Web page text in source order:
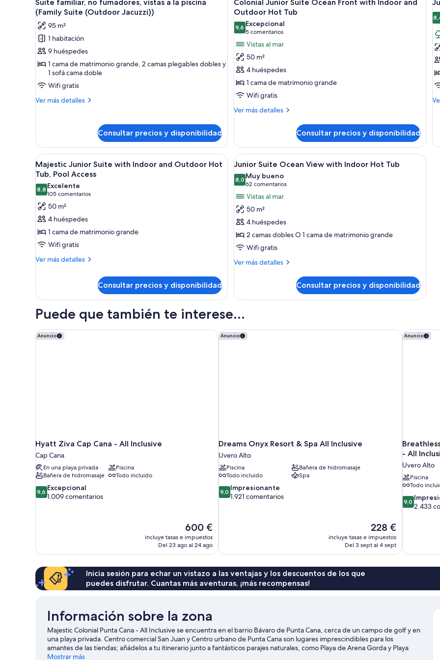
todas
las
fotos
de
Suite
familiar,
fumadores,
vistas
(Family
Suite
(Outdoor
Jacuzzi))
Suite familiar, no fumadores, vistas a la piscina
(Family Suite (Outdoor Jacuzzi))
95 m²
1 habitación
9 huéspedes
1 cama de matrimonio grande, 2 camas plegables dobles y
1 sofá cama doble
Wifi gratis
Ver más detalles
Más
no
fumadores,
vistas
a
la
piscina
(Family
Suite
(Outdoor
Jacuzzi))
Consultar precios y disponibilidad
todas
las
fotos
de
Colonial
Junior
Suite
Ocean
Front
with
Outdoor
Hot
Tub
Colonial Junior Suite Ocean Front with Indoor and
Outdoor Hot Tub
9,69,6 de 10
Excepcional
5 comentarios
(5 comentarios)
Vistas al mar
50 m²
4 huéspedes
1 cama de matrimonio grande
Wifi gratis
Ver más detalles
Más
Junior
Suite
Ocean
Front
with
Indoor
and
Outdoor
Hot
Tub
Consultar precios y disponibilidad
with
Abrir
todas
las
fotos
de
Majestic
Junior
Suite
with
Indoor
Hot
Pool
Access
Zona junto a la piscina con sillones de descanso y una mesa, rodeada de palmeras y vista a una piscina.
12
Majestic Junior Suite with Indoor and Outdoor Hot
Tub, Pool Access
8,88,8 de 10
Excelente
105 comentarios
(105 comentarios)
50 m²
4 huéspedes
1 cama de matrimonio grande
Wifi gratis
Ver más detalles
Más
Junior
Suite
with
Indoor
and
Outdoor
Consultar precios y disponibilidad
Abrir
todas
las
fotos
de
Junior
Suite
Ocean
View
with
Tub
Un balcón con vistas a la playa,
12
Junior Suite Ocean View with Indoor Hot Tub
8,08,0 de 10
Muy bueno
62 comentarios
(62 comentarios)
Vistas al mar
50 m²
4 huéspedes
2 camas dobles O 1 cama de matrimonio grande
Wifi gratis
Ver más detalles
Más
Suite
View
Indoor
Hot
Consultar precios y disponibilidad
Puede que también te interese...
Anuncio
Hyatt Ziva Cap Cana - All Inclusive
Cap Cana
En una playa privada
Piscina
Bañera de hidromasaje
Todo incluido
9.6
sobre
9,6 Excepcional
1.009 comentarios
El
precio
actual
600 €
600 €
incluye tasas e impuestos
Del 23 ago al 24 ago
Hyatt Ziva Cap Cana - All Inclusive Anuncio
Dreams Onyx Resort & Spa All Inclusive
Uvero Alto
Piscina
Bañera de hidromasaje
Todo incluido
Spa
9.0
sobre
9,0 Impresionante
1.921 comentarios
El
precio
actual
228 €
228 €
incluye tasas e impuestos
Del 3 sept al 4 sept
Dreams Onyx Resort & Spa All Inclusive Anuncio
- All
Uvero Alto
Piscina
Todo
9.0
sobre
9,0
2.433
Inicia sesión para echar un vistazo a las ventajas y los descuentos de los que
puedes disfrutar. Cuantas más aventuras, ¡más recompensas!
Información sobre la zona
Majestic Colonial Punta Cana - All Inclusive se encuentra en el barrio Bávaro de Punta Cana, cerca de un campo de golf y en
una playa privada. Centro comercial San Juan y Centro urbano de Punta Cana son lugares imprescindibles para los
amantes de las tiendas; añádelos a tu itinerario junto a fantásticos parajes naturales, como Playa de Arena Gorda y Playa
Macao. También merece la pena acercarse a Playa Bávaro. Tendrás la oportunidad de disfrutar del agua realizando
Mostrar más